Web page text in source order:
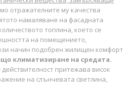
отражателните му качества
намаляване на фасадната
топлина, което се
на помещението,
начин подобрен жилищен комфорт
климатизиране на средата.
действителност притежава висок
на слънчевата светлина,